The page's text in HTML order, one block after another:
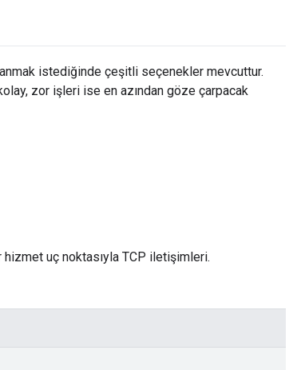
istediğinde çeşitli seçenekler mevcuttur.
zor işleri ise en azından göze çarpacak
uç noktasıyla TCP iletişimleri.